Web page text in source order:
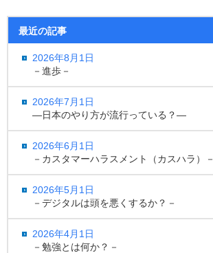
最近の記事
2026年8月1日
－進歩－
2026年7月1日
―日本のやり方が流行っている？―
2026年6月1日
－カスタマーハラスメント（カスハラ）－
2026年5月1日
－デジタルは頭を悪くするか？－
2026年4月1日
－勉強とは何か？－